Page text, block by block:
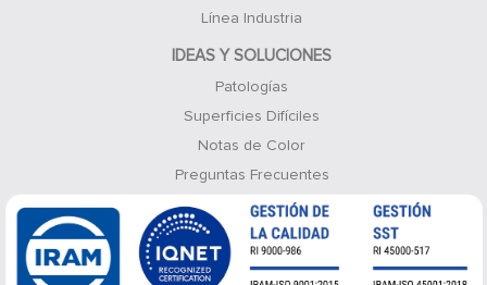
Línea Industria
IDEAS Y SOLUCIONES
Patologías
Superficies Difíciles
Notas de Color
Preguntas Frecuentes